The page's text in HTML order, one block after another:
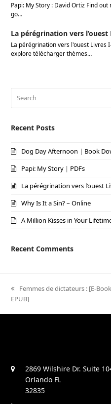
Papi: My Story : David Ortiz Find
go…
La pérégrination vers l’ouest
La pérégrination vers l'ouest Livres
explore télécharger thèmes…
Recent Posts
Dog Day Afternoon | Book
Papi: My Story | PDFs
La pérégrination vers l’ouest
Why Is It a Sin? – Online
A Million Kisses in Your
Recent Comments
previous
post:
Femmes de dictateurs : [E-Book
EPUB]
2869 Wilshire Dr. Suite
Orlando FL
32835